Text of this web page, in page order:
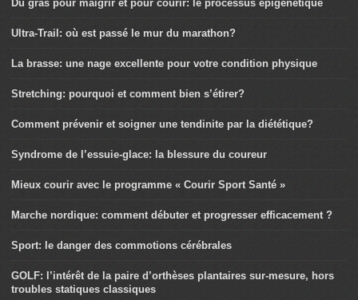
Du gras pour maigrir et pour courir: le processus épigénétique
Ultra-Trail: où est passé le mur du marathon?
La brasse: une nage excellente pour votre condition physique
Stretching: pourquoi et comment bien s’étirer?
Comment prévenir et soigner une tendinite par la diététique?
Syndrome de l’essuie-glace: la blessure du coureur
Mieux courir avec le programme « Courir Sport Santé »
Marche nordique: comment débuter et progresser efficacement ?
Sport: le danger des commotions cérébrales
GOLF: l’intérêt de la paire d’orthèses plantaires sur-mesure, hors
troubles statiques classiques